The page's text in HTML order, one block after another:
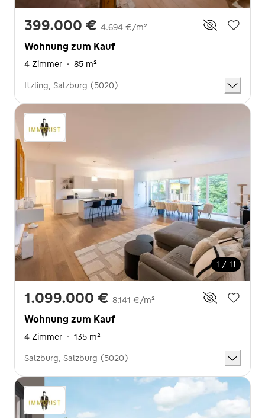
399.000 € 4.694 €/m²
Wohnung zum Kauf
4 Zimmer · 85 m²
Itzling, Salzburg (5020)
1 / 11
1.099.000 € 8.141 €/m²
Wohnung zum Kauf
4 Zimmer · 135 m²
Salzburg, Salzburg (5020)